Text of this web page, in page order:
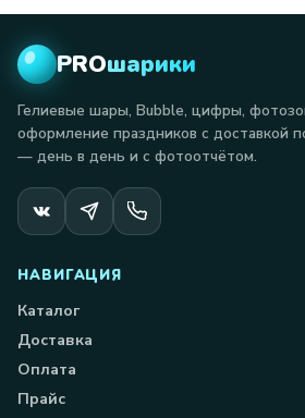
PROшарики
Гелиевые шары, Bubble, цифры,
оформление праздников с доставкой
— день в день и с фотоотчётом.
НАВИГАЦИЯ
Каталог
Доставка
Оплата
Прайс